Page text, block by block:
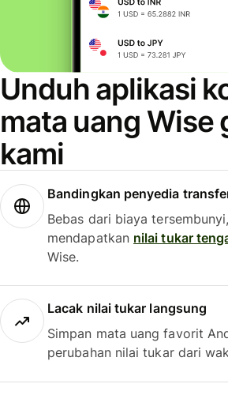
Unduh aplikasi
mata uang Wise
kami
Bandingkan penyedia
Bebas dari biaya
mendapatkan nilai tukar
Wise.
Lacak nilai tukar langsung
Simpan mata uang favorit
perubahan nilai tukar dari